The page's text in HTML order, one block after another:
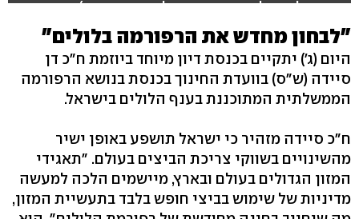
ארז ארליכמן | עמותות אנימלס וסנטיאנט )
"לבחון מחדש את הרפורמה בלולים"
היום (ג') יתקיים בכנסת דיון מיוחד ביוזמת ח"כ דן
סיידה (ש"ס) בוועדת החינוך בכנסת בנושא הרפורמה
הממשלתית המתוכננת בענף הלולים בישראל.
ח"כ סיידה מזהיר כי ישראל תושפע באופן ישיר
מהשינויים בשווקי צריכת הביצים בעולם. "תאגידי
המזון הגדולים בעולם ובארץ, מיישמים הלכה למעשה
מדיניות של שימוש בביצי חופש בלבד בתעשיית המזון,